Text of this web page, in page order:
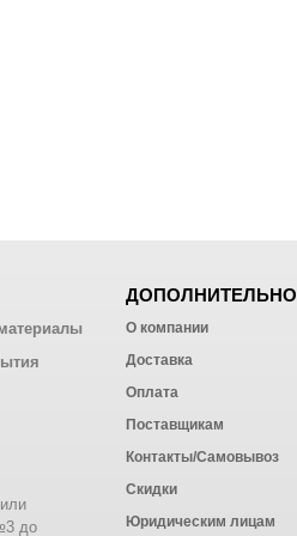
до
ДОПОЛНИТЕЛЬНО
О компании
Доставка
Оплата
Поставщикам
Контакты/Самовывоз
Скидки
Юридическим лицам